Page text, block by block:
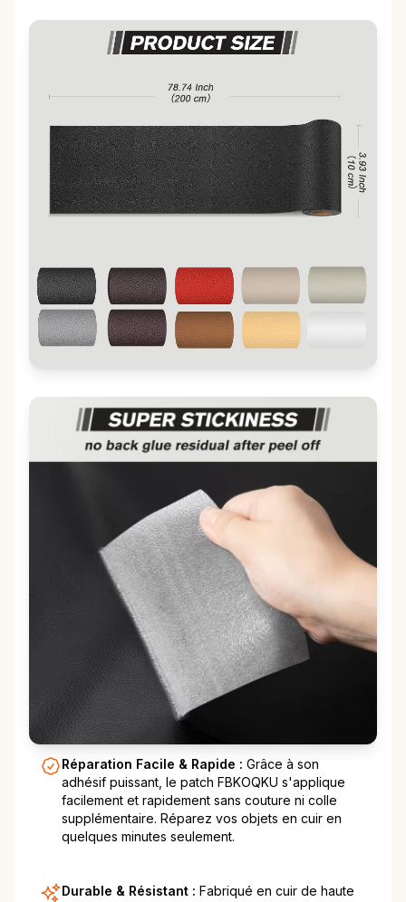
Réparation Facile & Rapide : Grâce à son
adhésif puissant, le patch FBKOQKU s'applique
facilement et rapidement sans couture ni colle
supplémentaire. Réparez vos objets en cuir en
quelques minutes seulement.
Durable & Résistant : Fabriqué en cuir de haute